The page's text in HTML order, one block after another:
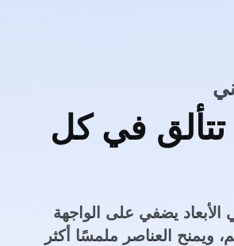
تتألق في كل
الأبعاد يضفي على الواجهة
ويمنح العناصر ملمسًا أكثر